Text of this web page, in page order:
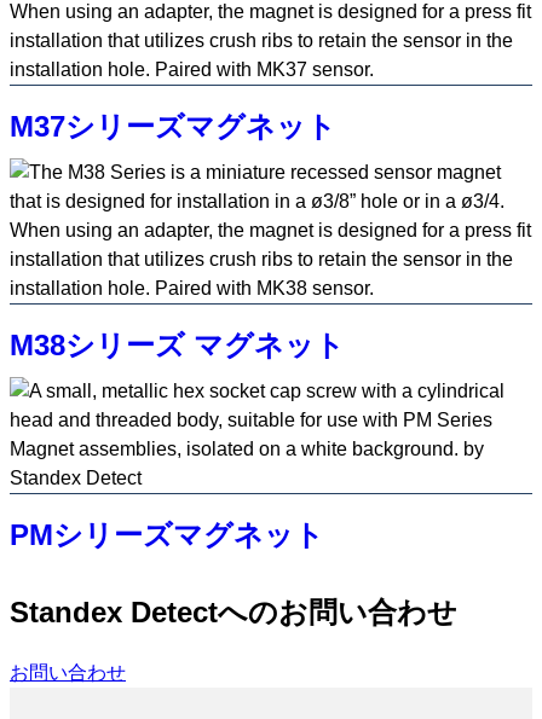
M37シリーズマグネット
M38シリーズ マグネット
PMシリーズマグネット
Standex Detectへのお問い合わせ
お問い合わせ